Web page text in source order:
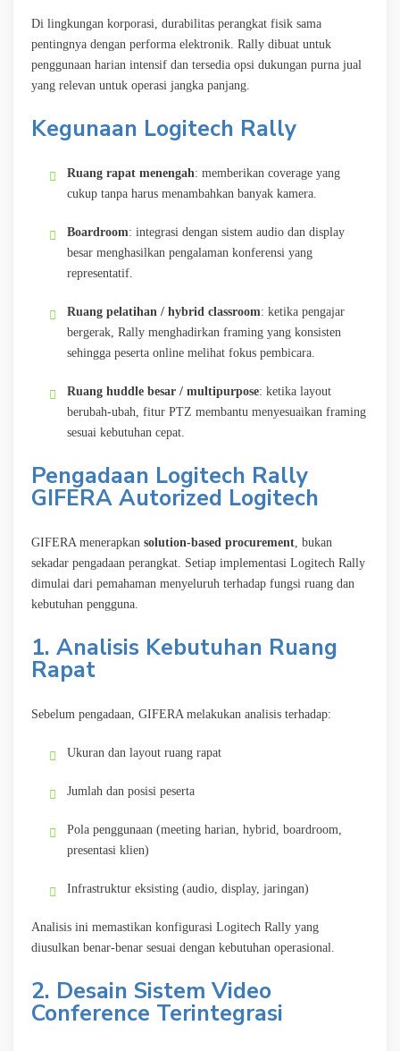
Di lingkungan korporasi, durabilitas perangkat fisik sama
pentingnya dengan performa elektronik. Rally dibuat untuk
penggunaan harian intensif dan tersedia opsi dukungan purna jual
yang relevan untuk operasi jangka panjang.
Kegunaan Logitech Rally
Ruang rapat menengah: memberikan coverage yang
cukup tanpa harus menambahkan banyak kamera.
Boardroom: integrasi dengan sistem audio dan display
besar menghasilkan pengalaman konferensi yang
representatif.
Ruang pelatihan / hybrid classroom: ketika pengajar
bergerak, Rally menghadirkan framing yang konsisten
sehingga peserta online melihat fokus pembicara.
Ruang huddle besar / multipurpose: ketika layout
berubah-ubah, fitur PTZ membantu menyesuaikan framing
sesuai kebutuhan cepat.
Pengadaan Logitech Rally
GIFERA Autorized Logitech
GIFERA menerapkan solution-based procurement , bukan
sekadar pengadaan perangkat. Setiap implementasi Logitech Rally
dimulai dari pemahaman menyeluruh terhadap fungsi ruang dan
kebutuhan pengguna.
1. Analisis Kebutuhan Ruang
Rapat
Sebelum pengadaan, GIFERA melakukan analisis terhadap:
Ukuran dan layout ruang rapat
Jumlah dan posisi peserta
Pola penggunaan (meeting harian, hybrid, boardroom,
presentasi klien)
Infrastruktur eksisting (audio, display, jaringan)
Analisis ini memastikan konfigurasi Logitech Rally yang
diusulkan benar-benar sesuai dengan kebutuhan operasional.
2. Desain Sistem Video
Conference Terintegrasi